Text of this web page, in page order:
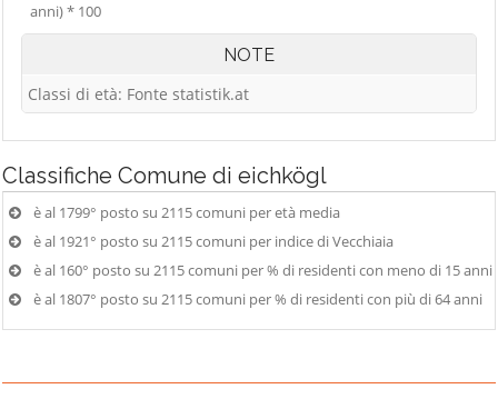
anni) * 100
NOTE
Classi di età: Fonte statistik.at
Classifiche Comune di eichkögl
è al 1799° posto su 2115 comuni per età media
è al 1921° posto su 2115 comuni per indice di Vecchiaia
è al 160° posto su 2115 comuni per % di residenti con meno di 15 anni
è al 1807° posto su 2115 comuni per % di residenti con più di 64 anni